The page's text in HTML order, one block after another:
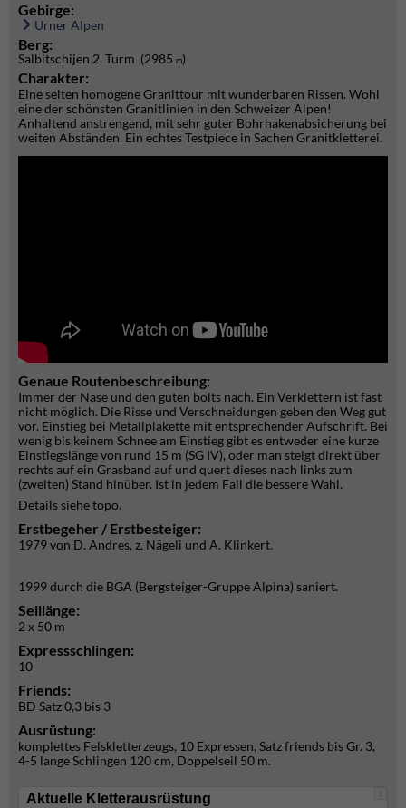
Gebirge:
Urner Alpen
Berg:
Salbitschijen 2. Turm (2985 m)
Charakter:
Eine selten homogene Granittour mit wunderbaren Rissen. Wohl
eine der schönsten Granitlinien in den Schweizer Alpen!
Anhaltend anstrengend, mit sehr guter Bohrhakenabsicherung bei
weiten Abständen. Ein echtes Testpiece in Sachen Granitkletterei.
Genaue Routenbeschreibung:
Immer der Nase und den guten bolts nach. Ein Verklettern ist fast
nicht möglich. Die Risse und Verschneidungen geben den Weg gut
vor. Einstieg bei Metallplakette mit entsprechender Aufschrift. Bei
wenig bis keinem Schnee am Einstieg gibt es entweder eine kurze
Einstiegslänge von rund 15 m (SG IV), oder man steigt direkt über
rechts auf ein Grasband auf und quert dieses nach links zum
(zweiten) Stand hinüber. Ist in jedem Fall die bessere Wahl.
Details siehe topo.
Erstbegeher / Erstbesteiger:
1979 von D. Andres, z. Nägeli und A. Klinkert.
1999 durch die BGA (Bergsteiger-Gruppe Alpina) saniert.
Seillänge:
2 x 50 m
Expressschlingen:
10
Friends:
BD Satz 0,3 bis 3
Ausrüstung:
komplettes Felskletterzeugs, 10 Expressen, Satz friends bis Gr. 3,
4-5 lange Schlingen 120 cm, Doppelseil 50 m.
i
Aktuelle Kletterausrüstung